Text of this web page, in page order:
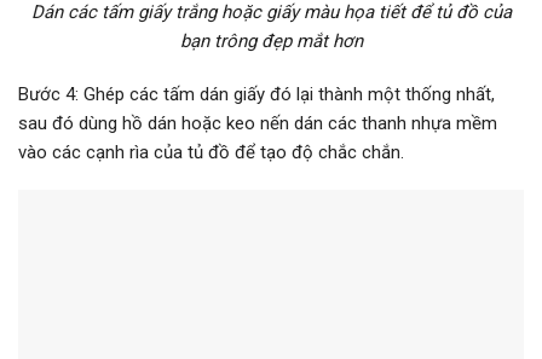
Dán các tấm giấy trắng hoặc giấy màu họa tiết để tủ đồ của
bạn trông đẹp mắt hơn
Bước 4: Ghép các tấm dán giấy đó lại thành một thống nhất,
sau đó dùng hồ dán hoặc keo nến dán các thanh nhựa mềm
vào các cạnh rìa của tủ đồ để tạo độ chắc chắn.